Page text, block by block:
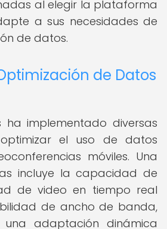
al elegir la plataforma
a sus necesidades de
de datos.
de Datos
ha implementado diversas
el uso de datos
móviles. Una
incluye la capacidad de
de video en tiempo real
de ancho de banda,
adaptación dinámica